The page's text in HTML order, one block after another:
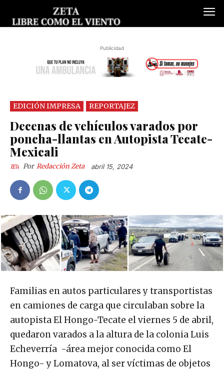
Publicidad
EDICIÓN IMPRESA REPORTAJEZ
Decenas de vehículos varados por
poncha-llantas en Autopista Tecate-
Mexicali
Por Redacción Zeta abril 15, 2024
Familias en autos particulares y transportistas
en camiones de carga que circulaban sobre la
autopista El Hongo-Tecate el viernes 5 de abril,
quedaron varados a la altura de la colonia Luis
Echeverría -área mejor conocida como El
Hongo- y Lomatova, al ser víctimas de objetos